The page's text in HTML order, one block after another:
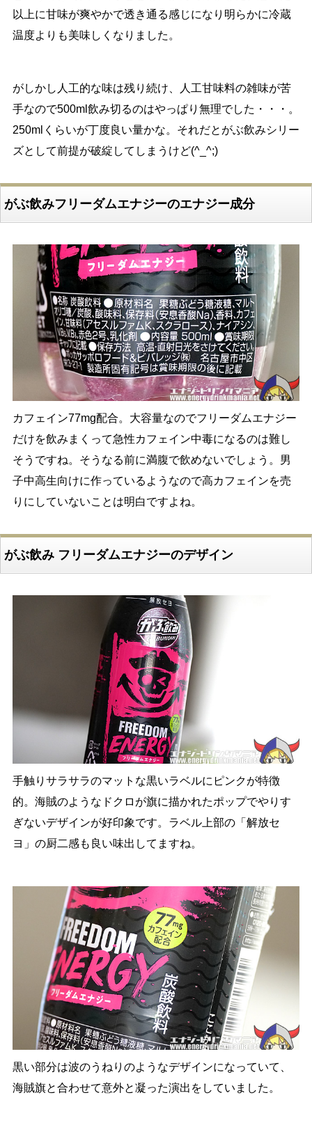
以上に甘味が爽やかで透き通る感じになり明らかに冷蔵
温度よりも美味しくなりました。
がしかし人工的な味は残り続け、人工甘味料の雑味が苦
手なので500ml飲み切るのはやっぱり無理でした・・・。
250mlくらいが丁度良い量かな。それだとがぶ飲みシリー
ズとして前提が破綻してしまうけど(^_^;)
がぶ飲みフリーダムエナジーのエナジー成分
カフェイン77mg配合。大容量なのでフリーダムエナジー
だけを飲みまくって急性カフェイン中毒になるのは難し
そうですね。そうなる前に満腹で飲めないでしょう。男
子中高生向けに作っているようなので高カフェインを売
りにしていないことは明白ですよね。
がぶ飲み フリーダムエナジーのデザイン
手触りサラサラのマットな黒いラベルにピンクが特徴
的。海賊のようなドクロが旗に描かれたポップでやりす
ぎないデザインが好印象です。ラベル上部の「解放セ
ヨ」の厨二感も良い味出してますね。
黒い部分は波のうねりのようなデザインになっていて、
海賊旗と合わせて意外と凝った演出をしていました。